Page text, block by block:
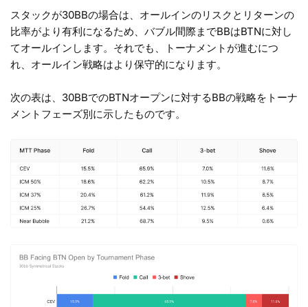
スタックが30BBの場合は、オールインのリスクとリターンの
比率がより有利になるため、バブル間際までBBはBTNに対し
てオールインします。それでも、トーナメントが進むにつ
れ、オールイン戦略はより保守的になります。
次の表は、30BBでのBTNオープンに対するBBの戦略をトーナ
メントフェーズ別に示したものです。